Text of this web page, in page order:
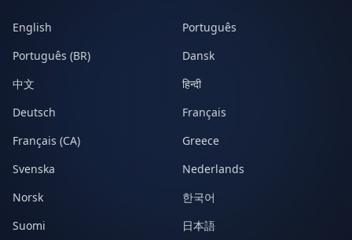
English
Português
Português (BR)
Dansk
中文
हिन्दी
Deutsch
Français
Français (CA)
Greece
Svenska
Nederlands
Norsk
한국어
Suomi
日本語